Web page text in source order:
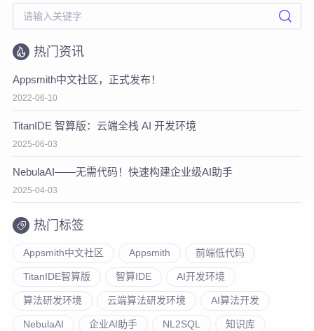
热门资讯
Appsmith中文社区，正式发布！
2022-06-10
TitanIDE 智算版：云端全栈 AI 开发环境
2025-06-03
NebulaAI——无需代码！快速构建企业级AI助手
2025-04-03
热门标签
Appsmith中文社区 Appsmith 前端低代码
TitanIDE智算版 智算IDE AI开发环境
算法研发环境 云端算法研发环境 AI算法开发
NebulaAI 企业AI助手 NL2SQL 知识库